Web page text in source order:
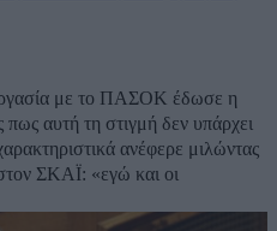
με το ΠΑΣΟΚ έδωσε η
αυτή τη στιγμή δεν υπάρχει
ανέφερε μιλώντας
ΣΚΑΪ: «εγώ και οι